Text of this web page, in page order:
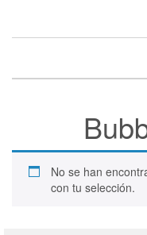
the
No se han
con tu selección.